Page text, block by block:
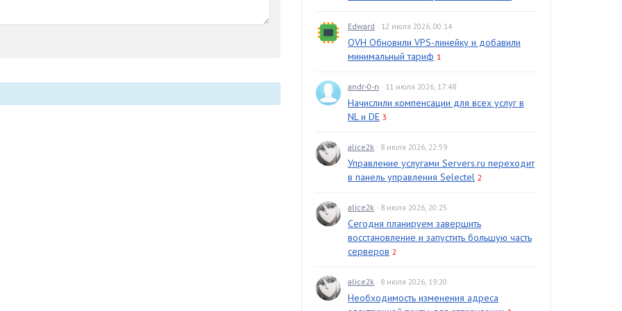
Edward · 12 июля 2026, 00:14
OVH Обновили VPS-линейку и добавили
минимальный тариф 1
andr-0-n · 11 июля 2026, 17:48
Начислили компенсации для всех услуг в
NL и DE 3
alice2k · 8 июля 2026, 22:59
Управление услугами Servers.ru переходит
в панель управления Selectel 2
alice2k · 8 июля 2026, 20:25
Сегодня планируем завершить
восстановление и запустить большую часть
серверов 2
alice2k · 8 июля 2026, 19:20
Необходимость изменения адреса